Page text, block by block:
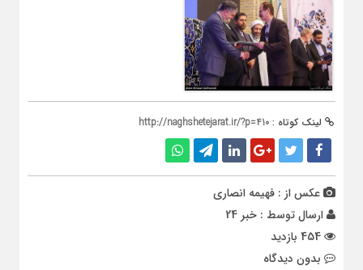
لینک کوتاه : http://naghshetejarat.ir/?p=410
عکس از : فهیمه انصاری
ارسال توسط : خبر 24
بدون دیدگاه